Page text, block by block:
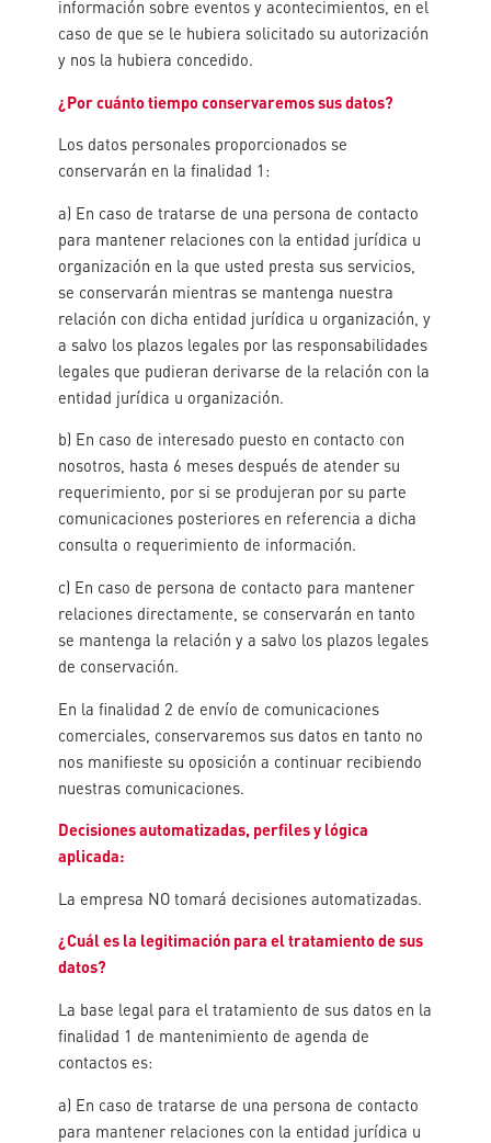
información sobre eventos y acontecimientos, en el
caso de que se le hubiera solicitado su autorización
y nos la hubiera concedido.
¿Por cuánto tiempo conservaremos sus datos?
Los datos personales proporcionados se
conservarán en la finalidad 1:
a) En caso de tratarse de una persona de contacto
para mantener relaciones con la entidad jurídica u
organización en la que usted presta sus servicios,
se conservarán mientras se mantenga nuestra
relación con dicha entidad jurídica u organización, y
a salvo los plazos legales por las responsabilidades
legales que pudieran derivarse de la relación con la
entidad jurídica u organización.
b) En caso de interesado puesto en contacto con
nosotros, hasta 6 meses después de atender su
requerimiento, por si se produjeran por su parte
comunicaciones posteriores en referencia a dicha
consulta o requerimiento de información.
c) En caso de persona de contacto para mantener
relaciones directamente, se conservarán en tanto
se mantenga la relación y a salvo los plazos legales
de conservación.
En la finalidad 2 de envío de comunicaciones
comerciales, conservaremos sus datos en tanto no
nos manifieste su oposición a continuar recibiendo
nuestras comunicaciones.
Decisiones automatizadas, perfiles y lógica
aplicada:
La empresa NO tomará decisiones automatizadas.
¿Cuál es la legitimación para el tratamiento de sus
datos?
La base legal para el tratamiento de sus datos en la
finalidad 1 de mantenimiento de agenda de
contactos es:
a) En caso de tratarse de una persona de contacto
para mantener relaciones con la entidad jurídica u